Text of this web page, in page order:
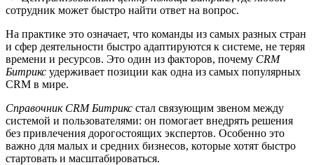
сотрудник может быстро найти ответ на вопрос.
На практике это означает, что команды из самых разных стран
и сфер деятельности быстро адаптируются к системе, не теряя
времени и ресурсов. Это один из факторов, почему CRM
Битрикс удерживает позиции как одна из самых популярных
CRM в мире.
Справочник CRM Битрикс стал связующим звеном между
системой и пользователями: он помогает внедрять решения
без привлечения дорогостоящих экспертов. Особенно это
важно для малых и средних бизнесов, которые хотят быстро
стартовать и масштабироваться.